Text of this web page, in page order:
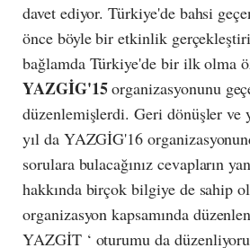
davet ediyor. Türkiye'de bahsi
önce böyle bir etkinlik
bağlamda Türkiye'de bir ilk olma
YAZGİG'15organizasyonunu
düzenlemişlerdi. Geri dönüşler ve
yıl da YAZGİG'16
sorulara bulacağınız cevapların
hakkında birçok bilgiye de sahip
organizasyon kapsamında
YAZGİT ‘ oturumu da